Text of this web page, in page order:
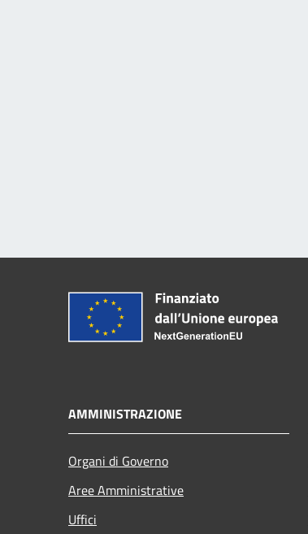
AMMINISTRAZIONE
Organi di Governo
Aree Amministrative
Uffici